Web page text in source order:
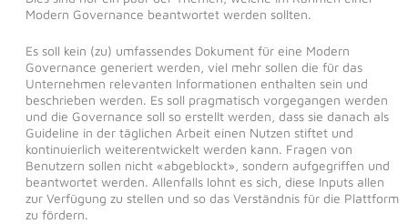
Modern Governance beantwortet werden sollten.
Es soll kein (zu) umfassendes Dokument für eine Modern
Governance generiert werden, viel mehr sollen die für das
Unternehmen relevanten Informationen enthalten sein und
beschrieben werden. Es soll pragmatisch vorgegangen werden
und die Governance soll so erstellt werden, dass sie danach als
Guideline in der täglichen Arbeit einen Nutzen stiftet und
kontinuierlich weiterentwickelt werden kann. Fragen von
Benutzern sollen nicht «abgeblockt», sondern aufgegriffen und
beantwortet werden. Allenfalls lohnt es sich, diese Inputs allen
zur Verfügung zu stellen und so das Verständnis für die Plattform
zu fördern.